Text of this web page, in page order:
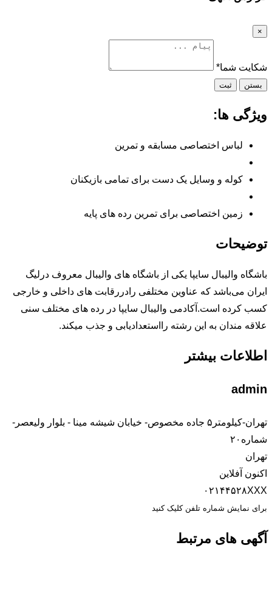
×
شکایت شما*
بستن ثبت
ویژگی ها:
لباس اختصاصی مسابقه و تمرین
کوله و وسایل یک دست برای تمامی بازیکنان
زمین اختصاصی برای تمرین رده های پایه
توضیحات
باشگاه والیبال سایپا یکی از باشگاه های والیبال معروف درلیگ
ایران می‌باشد که عناوین مختلفی رادررقابت های داخلی و خارجی
کسب کرده است.آکادمی والیبال سایپا در رده های مختلف سنی
علاقه مندان به این رشته رااستعدادیابی و جذب میکند.
اطلاعات بیشتر
admin
تهران-کیلومتر۵ جاده مخصوص- خیابان شیشه مینا - بلوار ولیعصر-
شماره۲۰
تهران
اکنون آفلاین
۰۲۱۴۴۵۲۸XXX
برای نمایش شماره تلفن کلیک کنید
آگهی های مرتبط